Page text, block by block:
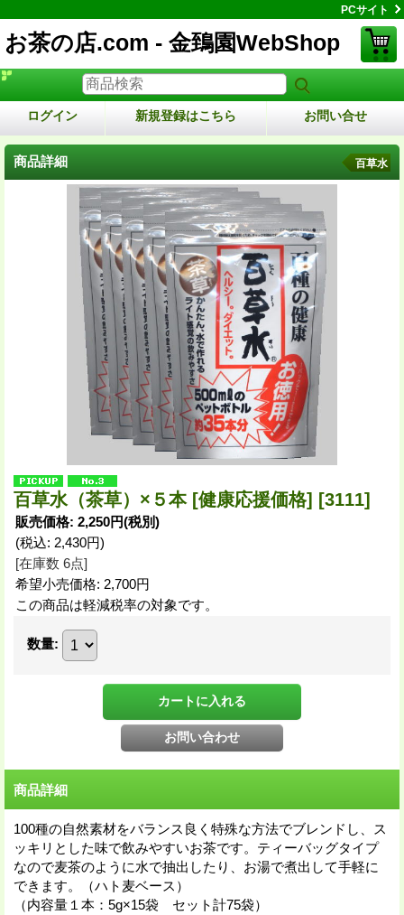
PCサイト
お茶の店.com - 金鵄園WebShop
ログイン 新規登録はこちら お問い合せ
商品詳細 百草水
百草水（茶草）×５本 [健康応援価格] [3111]
販売価格: 2,250円(税別)
(税込: 2,430円)
[在庫数 6点]
希望小売価格: 2,700円
この商品は軽減税率の対象です。
数量:
商品詳細
100種の自然素材をバランス良く特殊な方法でブレンドし、ス
ッキリとした味で飲みやすいお茶です。ティーバッグタイプ
なので麦茶のように水で抽出したり、お湯で煮出して手軽に
できます。（ハト麦ベース）
（内容量１本：5g×15袋 セット計75袋）